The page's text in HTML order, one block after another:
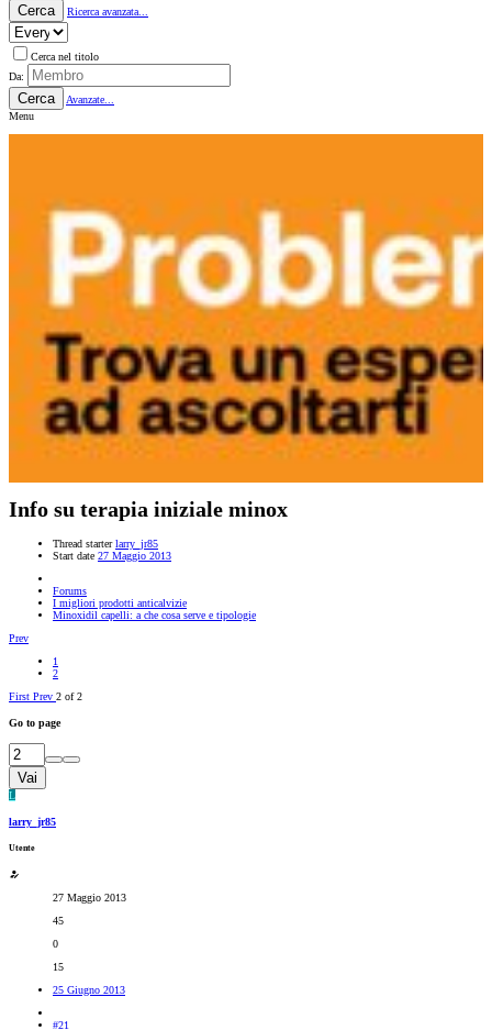
Cerca Ricerca avanzata...
Cerca nel titolo
Da:
Cerca
Avanzate...
Menu
Info su terapia iniziale minox
Thread starter larry_jr85
Start date 27 Maggio 2013
Forums
I migliori prodotti anticalvizie
Minoxidil capelli: a che cosa serve e tipologie
Prev
1
2
First Prev 2 of 2
Go to page
Vai
L
larry_jr85
Utente
27 Maggio 2013
45
0
15
25 Giugno 2013
#21